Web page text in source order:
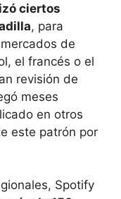
ciertos
, para
de
el francés o el
revisión de
meses
en otros
este patrón por
Spotify